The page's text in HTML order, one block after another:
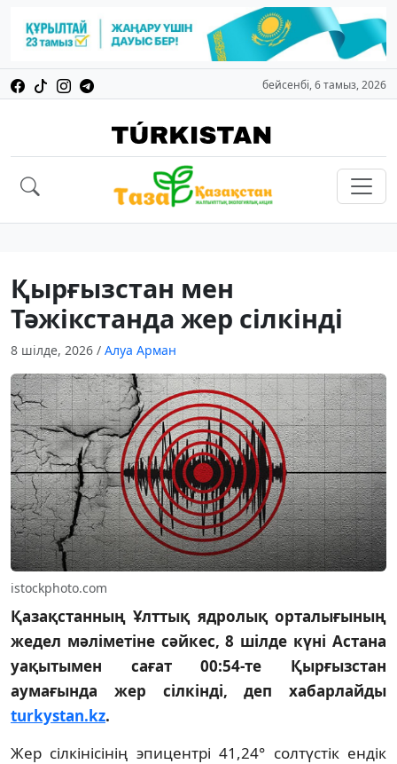
бейсенбі, 6 тамыз, 2026
Қырғызстан мен
Тәжікстанда жер сілкінді
8 шілде, 2026 / Алуа Арман
istockphoto.com
Қазақстанның Ұлттық ядролық орталығының
жедел мәліметіне сәйкес, 8 шілде күні Астана
уақытымен сағат 00:54-те Қырғызстан
аумағында жер сілкінді, деп хабарлайды
turkystan.kz.
Жер сілкінісінің эпицентрі 41,24° солтүстік ендік